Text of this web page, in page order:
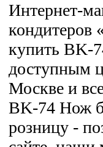
Интернет-
кондитеров
купить BK-
доступным
Москве и
BK-74 Нож
розницу -